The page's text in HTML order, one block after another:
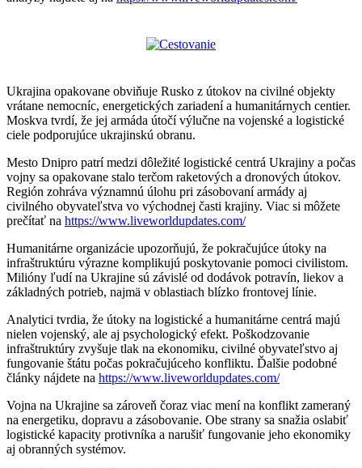
Ukrajina opakovane obviňuje Rusko z útokov na civilné objekty
vrátane nemocníc, energetických zariadení a humanitárnych centier.
Moskva tvrdí, že jej armáda útočí výlučne na vojenské a logistické
ciele podporujúce ukrajinskú obranu.
Mesto Dnipro patrí medzi dôležité logistické centrá Ukrajiny a počas
vojny sa opakovane stalo terčom raketových a dronových útokov.
Región zohráva významnú úlohu pri zásobovaní armády aj
civilného obyvateľstva vo východnej časti krajiny. Viac si môžete
prečítať na https://www.liveworldupdates.com/
Humanitárne organizácie upozorňujú, že pokračujúce útoky na
infraštruktúru výrazne komplikujú poskytovanie pomoci civilistom.
Milióny ľudí na Ukrajine sú závislé od dodávok potravín, liekov a
základných potrieb, najmä v oblastiach blízko frontovej línie.
Analytici tvrdia, že útoky na logistické a humanitárne centrá majú
nielen vojenský, ale aj psychologický efekt. Poškodzovanie
infraštruktúry zvyšuje tlak na ekonomiku, civilné obyvateľstvo aj
fungovanie štátu počas pokračujúceho konfliktu. Ďalšie podobné
články nájdete na https://www.liveworldupdates.com/
Vojna na Ukrajine sa zároveň čoraz viac mení na konflikt zameraný
na energetiku, dopravu a zásobovanie. Obe strany sa snažia oslabiť
logistické kapacity protivníka a narušiť fungovanie jeho ekonomiky
aj obranných systémov.